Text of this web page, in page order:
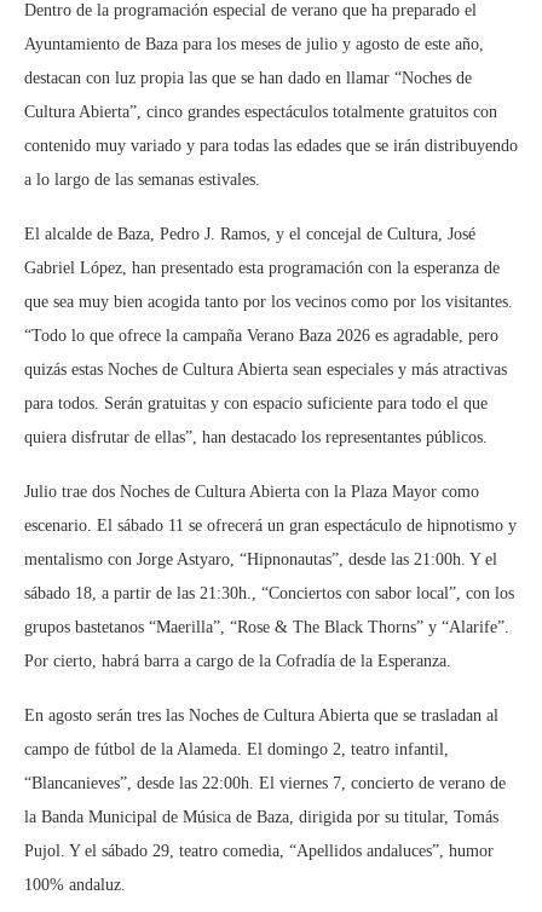
Dentro de la programación especial de verano que ha preparado el
Ayuntamiento de Baza para los meses de julio y agosto de este año,
destacan con luz propia las que se han dado en llamar “Noches de
Cultura Abierta”, cinco grandes espectáculos totalmente gratuitos con
contenido muy variado y para todas las edades que se irán distribuyendo
a lo largo de las semanas estivales.
El alcalde de Baza, Pedro J. Ramos, y el concejal de Cultura, José
Gabriel López, han presentado esta programación con la esperanza de
que sea muy bien acogida tanto por los vecinos como por los visitantes.
“Todo lo que ofrece la campaña Verano Baza 2026 es agradable, pero
quizás estas Noches de Cultura Abierta sean especiales y más atractivas
para todos. Serán gratuitas y con espacio suficiente para todo el que
quiera disfrutar de ellas”, han destacado los representantes públicos.
Julio trae dos Noches de Cultura Abierta con la Plaza Mayor como
escenario. El sábado 11 se ofrecerá un gran espectáculo de hipnotismo y
mentalismo con Jorge Astyaro, “Hipnonautas”, desde las 21:00h. Y el
sábado 18, a partir de las 21:30h., “Conciertos con sabor local”, con los
grupos bastetanos “Maerilla”, “Rose & The Black Thorns” y “Alarife”.
Por cierto, habrá barra a cargo de la Cofradía de la Esperanza.
En agosto serán tres las Noches de Cultura Abierta que se trasladan al
campo de fútbol de la Alameda. El domingo 2, teatro infantil,
“Blancanieves”, desde las 22:00h. El viernes 7, concierto de verano de
la Banda Municipal de Música de Baza, dirigida por su titular, Tomás
Pujol. Y el sábado 29, teatro comedia, “Apellidos andaluces”, humor
100% andaluz.